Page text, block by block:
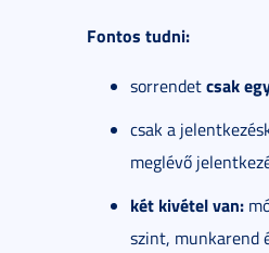
Fontos tudni:
sorrendetcsak
csak a
meglévő
két kivétel van:
szint, munkarend